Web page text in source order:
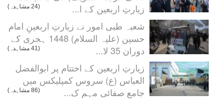
زیارتِ اربعین کے ا...
(24 مشاہدہ)
شعبہ طبی امور نے زیارتِ اربعینِ امام
حسین (علیہ السلام) 1448 ہجری کے
دوران 35 لا...
(41 مشاہدہ)
زیارتِ اربعین کے اختتام پر ابوالفضل
العباس (ع) سروس کمپلیکس میں
جامع صفائی مہم ک...
(86 مشاہدہ)